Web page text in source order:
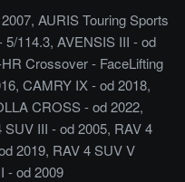
AURIS Touring Sports
5/114.3, AVENSIS III - od
Crossover - FaceLifting
CAMRY IX - od 2018,
CROSS - od 2022,
III - od 2005, RAV 4
2019, RAV 4 SUV V
- od 2009